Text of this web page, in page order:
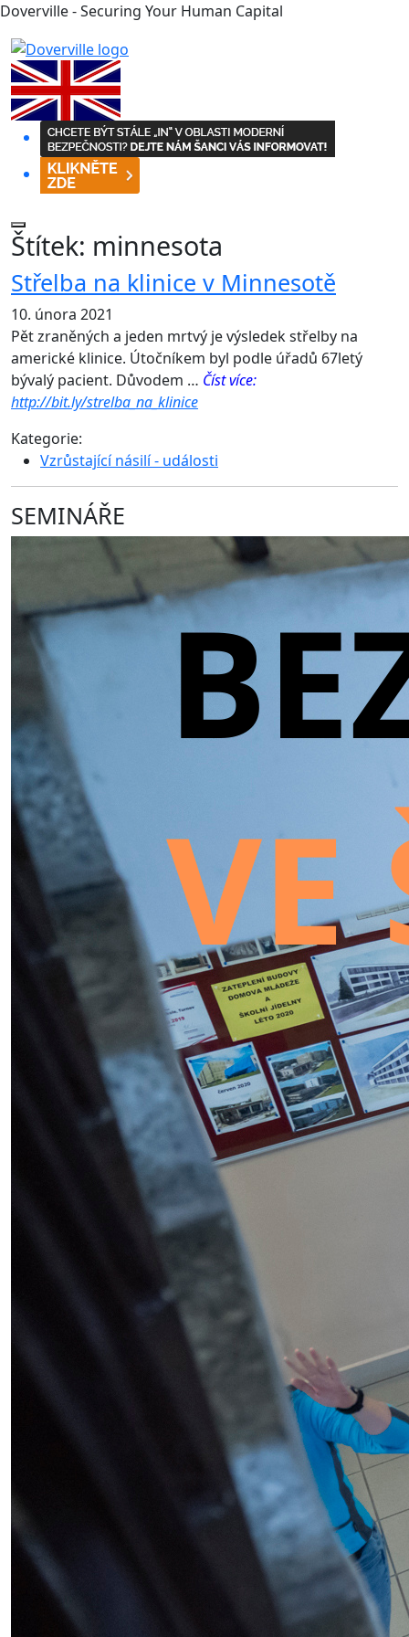
Doverville - Securing Your Human Capital
Štítek: minnesota
Střelba na klinice v Minnesotě
10. února 2021
Pět zraněných a jeden mrtvý je výsledek střelby na
americké klinice. Útočníkem byl podle úřadů 67letý
bývalý pacient. Důvodem … Číst více:
http://bit.ly/strelba_na_klinice
Kategorie:
Vzrůstající násilí - události
SEMINÁŘE